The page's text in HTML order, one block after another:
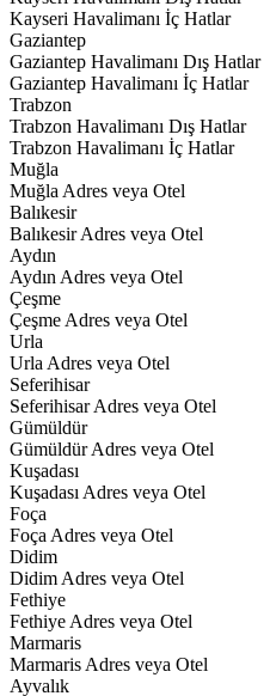
Kayseri Havalimanı İç Hatlar
Gaziantep
Gaziantep Havalimanı Dış Hatlar
Gaziantep Havalimanı İç Hatlar
Trabzon
Trabzon Havalimanı Dış Hatlar
Trabzon Havalimanı İç Hatlar
Muğla
Muğla Adres veya Otel
Balıkesir
Balıkesir Adres veya Otel
Aydın
Aydın Adres veya Otel
Çeşme
Çeşme Adres veya Otel
Urla
Urla Adres veya Otel
Seferihisar
Seferihisar Adres veya Otel
Gümüldür
Gümüldür Adres veya Otel
Kuşadası
Kuşadası Adres veya Otel
Foça
Foça Adres veya Otel
Didim
Didim Adres veya Otel
Fethiye
Fethiye Adres veya Otel
Marmaris
Marmaris Adres veya Otel
Ayvalık